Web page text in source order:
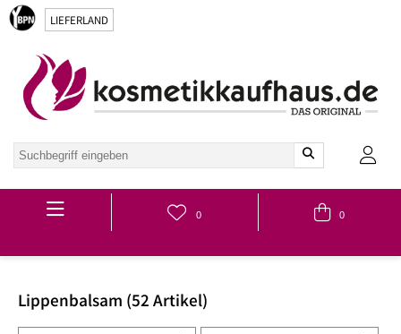
LIEFERLAND
Hauptmenü
0 0
Lippenbalsam (52 Artikel)